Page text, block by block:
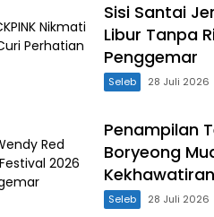
Sisi Santai
Libur Tanpa
Penggemar
Seleb 28 Juli 2026
Penampilan
Boryeong
Seleb 28 Juli 2026